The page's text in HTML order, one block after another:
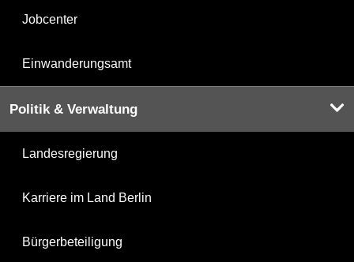
Jobcenter
Einwanderungsamt
Politik & Verwaltung
Landesregierung
Karriere im Land Berlin
Bürgerbeteiligung